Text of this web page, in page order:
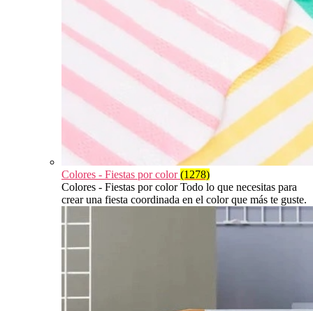
Colores - Fiestas por color(1278)
Colores - Fiestas por color Todo lo que necesitas para
crear una fiesta coordinada en el color que más te guste.